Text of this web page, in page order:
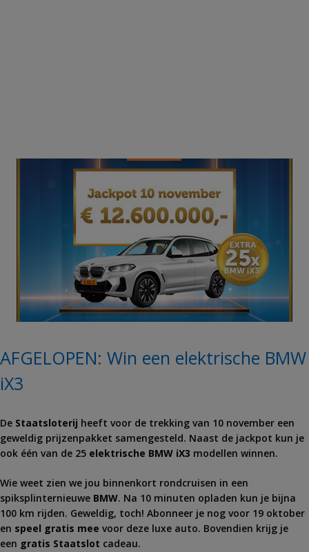
AFGELOPEN: Win een elektrische BMW
iX3
De Staatsloterij heeft voor de trekking van 10 november een
geweldig prijzenpakket samengesteld. Naast de jackpot kun je
ook één van de 25 elektrische BMW iX3 modellen winnen.
Wie weet zien we jou binnenkort rondcruisen in een
spiksplinternieuwe BMW. Na 10 minuten opladen kun je bijna
100 km rijden. Geweldig, toch! Abonneer je nog voor 19 oktober
en speel gratis mee voor deze luxe auto. Bovendien krijg je
een gratis Staatslot cadeau.